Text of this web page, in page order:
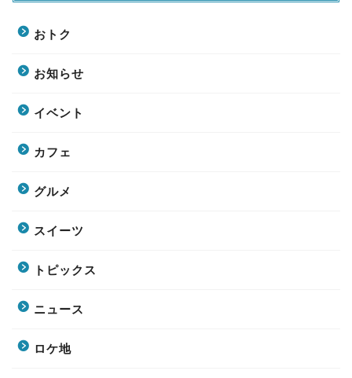
おトク
お知らせ
イベント
カフェ
グルメ
スイーツ
トピックス
ニュース
ロケ地